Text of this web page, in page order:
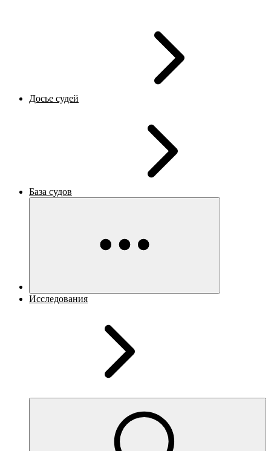
Досье судей
База судов
Исследования